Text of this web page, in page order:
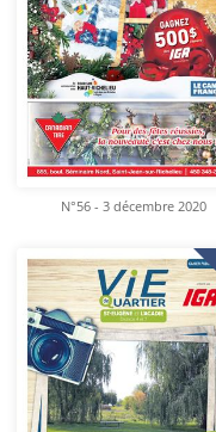
N°56 - 3 décembre 2020